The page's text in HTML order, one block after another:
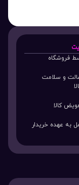
فروشگاه
و سلامت
کالا
به عهده خریدار